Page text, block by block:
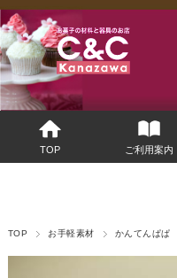
TOP ご利用案内
TOP お手軽素材 かんてんぱぱ